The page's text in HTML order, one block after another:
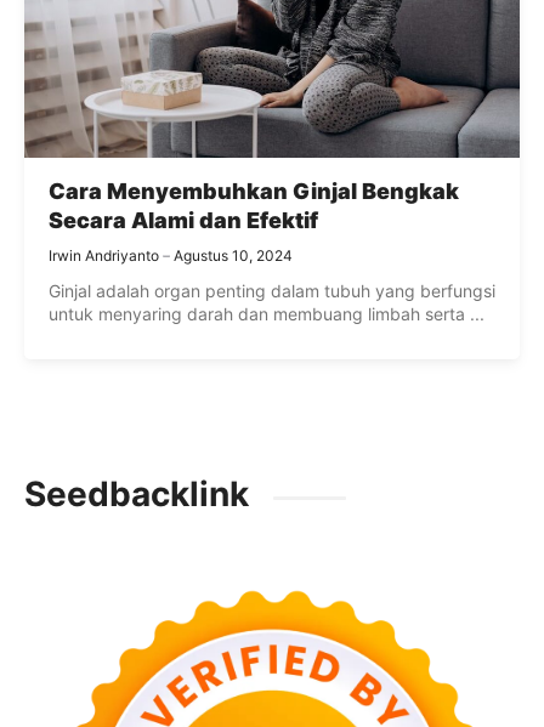
Cara Menyembuhkan Ginjal Bengkak
Secara Alami dan Efektif
Irwin Andriyanto Agustus 10, 2024
Ginjal adalah organ penting dalam tubuh yang berfungsi
untuk menyaring darah dan membuang limbah serta ...
Seedbacklink